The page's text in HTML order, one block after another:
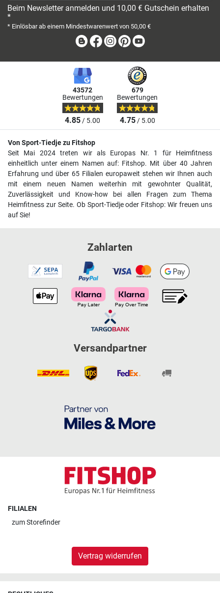
Beim Newsletter anmelden und 10,00 € Gutschein erhalten
*
* Einlösbar ab einem Mindestwarenwert von 50,00 €
BlogFacebook
Instagram
Pinterest
43572
Bewertungen
4.85/ 5.00
679
Bewertungen
4.75/ 5.00
Von Sport-Tiedje zu Fitshop
Seit Mai 2024 treten wir als Europas Nr. 1 für Heimfitness
einheitlich unter einem Namen auf: Fitshop. Mit über 40 Jahren
Erfahrung und über 65 Filialen europaweit stehen wir Ihnen auch
mit einem neuen Namen weiterhin mit gewohnter Qualität,
Zuverlässigkeit und Know-how bei allen Fragen zum Thema
Heimfitness zur Seite. Ob Sport-Tiedje oder Fitshop: Wir freuen uns
auf Sie!
Zahlarten
Versandpartner
FILIALEN
zumStorefinder
Vertrag widerrufen